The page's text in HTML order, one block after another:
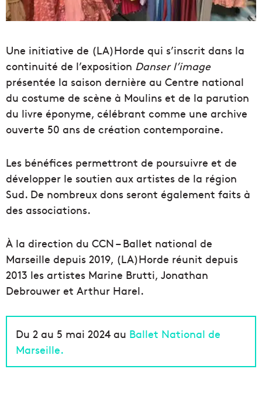
Une initiative de (LA)Horde qui s’inscrit dans la
continuité de l’exposition Danser l’image
présentée la saison dernière au Centre national
du costume de scène à Moulins et de la parution
du livre éponyme, célébrant comme une archive
ouverte 50 ans de création contemporaine.
Les bénéfices permettront de poursuivre et de
développer le soutien aux artistes de la région
Sud. De nombreux dons seront également faits à
des associations.
À la direction du CCN – Ballet national de
Marseille depuis 2019, (LA)Horde réunit depuis
2013 les artistes Marine Brutti, Jonathan
Debrouwer et Arthur Harel.
Du 2 au 5 mai 2024 au Ballet National de
Marseille.